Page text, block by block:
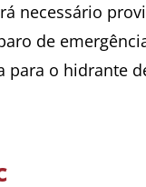
necessário
de
para o hidrante